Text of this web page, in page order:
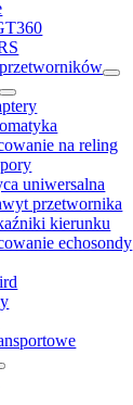
na reling
uniwersalna
przetwornika
kierunku
echosondy